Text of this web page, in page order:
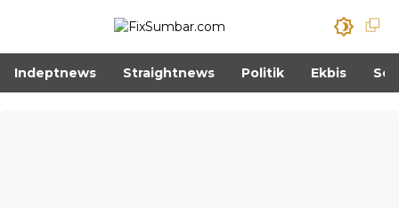
Indeptnews Straightnews Politik Ekbis